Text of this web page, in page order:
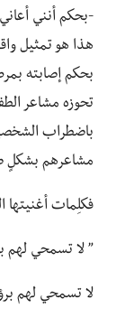
-بحكم أنني
هذا هو تمثيل
بحكم إصابته
تحوزه مشاعر
باضطراب
مشاعرهم بشكلٍ
فكلِمات أغنيتها
” لا تسمحي لهم
لا تسمحي لهم